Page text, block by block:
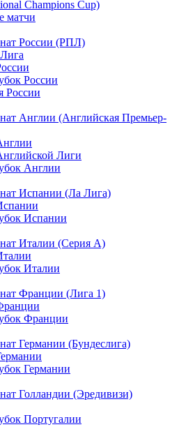
Champions Cup)
матчи
России (РПЛ)
России
России
Англии (Английская Премьер-
Лиги
Англии
Испании (Ла Лига)
Испании
Италии (Серия А)
Италии
Франции (Лига 1)
Франции
Германии (Бундеслига)
Германии
Голландии (Эредивизи)
Португалии